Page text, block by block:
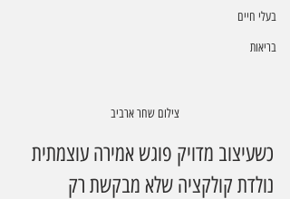
בעלי חיים
בריאות
צילום שחר ארביב
כשעיצוב מדויק פוגש אמירה עוצמתית
נולדת קולקציה שלא מבקשת רק